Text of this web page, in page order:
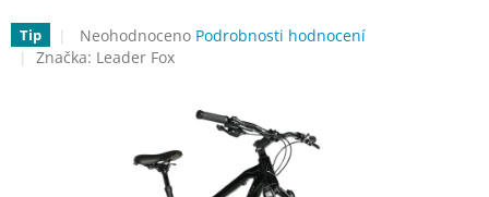
Tip
Průměrné
hodnocení
Neohodnoceno Podrobnosti hodnocení
Značka: Leader Fox